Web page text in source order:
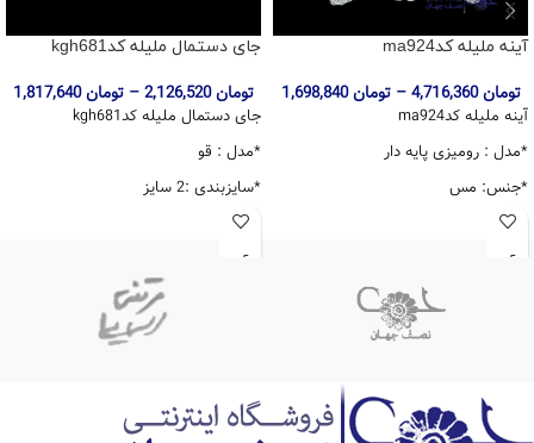
آینه ملیله کدma924
تومان4,716,360
– تومان1,698,840
آینه ملیله کدma924
*مدل : رومیزی پایه دار
*جنس: مس
*ابکاری نقره
*رنگ ثابت
جای دستمال ملیله کدkgh681
تومان2,126,520
– تومان1,817,640
جای دستمال ملیله کدkgh681
*مدل : قو
*سایزبندی :2 سایز
*جنس: مس
*ابکاری نقره
*قابل استفاده به عنوان جای دستمال
کاغذی رو میزی .جای قاشق چایخوری